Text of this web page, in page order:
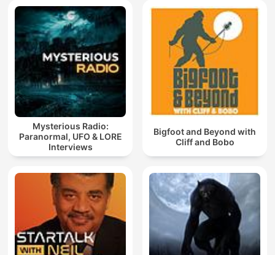
Mysterious Radio:
Paranormal, UFO & LORE
Interviews
Bigfoot and Beyond with
Cliff and Bobo